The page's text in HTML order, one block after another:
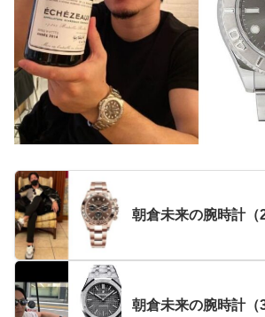
朝倉未来の腕時計（2
朝倉未来の腕時計（3